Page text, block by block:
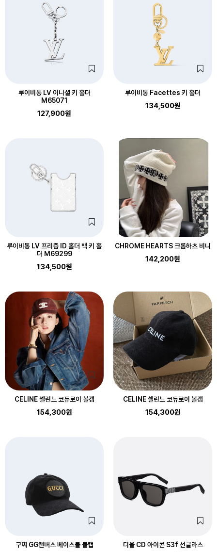
루이비통 LV 이니셜 키 홀더
M65071
127,900원
루이비통 Facettes 키 홀더
134,500원
루이비통 LV 프리즘 ID 홀더 백 키 홀
더 M69299
134,500원
CHROME HEARTS 크롬하츠 비니
142,200원
CELINE 셀린느 코듀로이 볼캡
154,300원
CELINE 셀린느 코듀로이 볼캡
154,300원
구찌 GG캔버스 베이스볼 볼캡 디올 CD 아이콘 S3f 선글라스